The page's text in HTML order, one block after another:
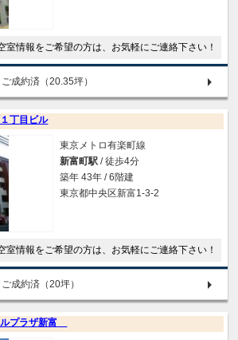
情報をご希望の方は、お気軽にご連絡下さい！
成約済（20.35坪）
丁目ビル
東京メトロ有楽町線
新富町駅 / 徒歩4分
築年 43年 / 6階建
東京都中央区新富1-3-2
情報をご希望の方は、お気軽にご連絡下さい！
成約済（20坪）
ルプラザ新富